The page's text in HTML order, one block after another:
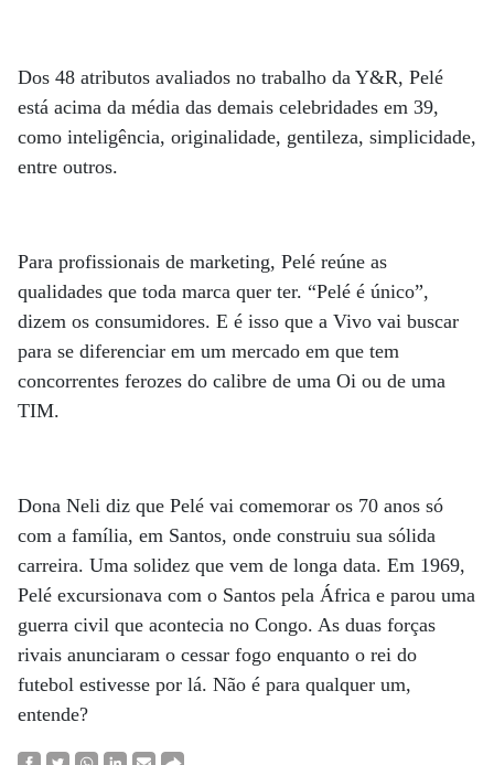
Dos 48 atributos avaliados no trabalho da Y&R, Pelé
está acima da média das demais celebridades em 39,
como inteligência, originalidade, gentileza, simplicidade,
entre outros.
Para profissionais de marketing, Pelé reúne as
qualidades que toda marca quer ter. “Pelé é único”,
dizem os consumidores. E é isso que a Vivo vai buscar
para se diferenciar em um mercado em que tem
concorrentes ferozes do calibre de uma Oi ou de uma
TIM.
Dona Neli diz que Pelé vai comemorar os 70 anos só
com a família, em Santos, onde construiu sua sólida
carreira. Uma solidez que vem de longa data. Em 1969,
Pelé excursionava com o Santos pela África e parou uma
guerra civil que acontecia no Congo. As duas forças
rivais anunciaram o cessar fogo enquanto o rei do
futebol estivesse por lá. Não é para qualquer um,
entende?